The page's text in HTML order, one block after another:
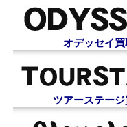
オデッセイ買
ツアーステージ